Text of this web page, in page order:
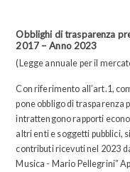
Obblighi di trasparenza
2017 – Anno 2023
(Legge annuale per il
Con riferimento all’art.1,
pone obbligo di trasparenza
intrattengono rapporti
altri enti e soggetti pubblici,
contributi ricevuti nel 2023
Musica - Mario Pellegrini”